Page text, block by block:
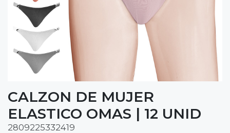
CALZON DE MUJER
ELASTICO OMAS | 12 UNID
2809225332419